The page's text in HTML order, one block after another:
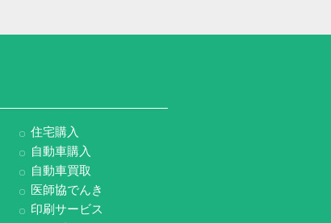
住宅購入
自動車購入
自動車買取
医師協でんき
印刷サービス